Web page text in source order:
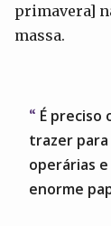
primavera]
massa.
É preciso
trazer para
operárias
enorme